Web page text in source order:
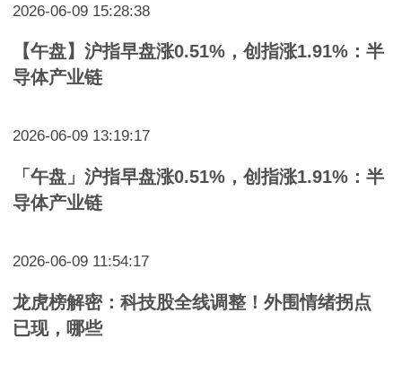
2026-06-09 15:28:38
【午盘】沪指早盘涨0.51%，创指涨1.91%：半
导体产业链
2026-06-09 13:19:17
「午盘」沪指早盘涨0.51%，创指涨1.91%：半
导体产业链
2026-06-09 11:54:17
龙虎榜解密：科技股全线调整！外围情绪拐点
已现，哪些